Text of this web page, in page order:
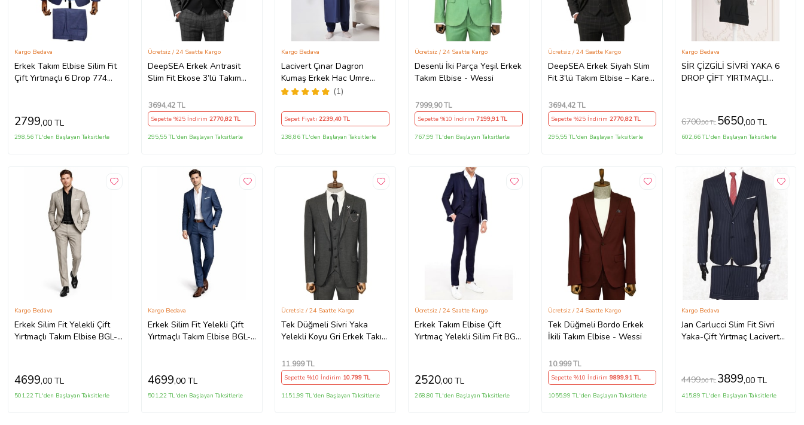
Erkek Takım Elbise Silim Fit
Çift Yırtmaçlı 6 Drop 774
Kargo Bedava
2799,00 TL
298,56 TL'den Başlayan Taksitlerle
DeepSEA Erkek Antrasit
Slim Fit Ekose 3’lü Takım
Desenli Takım 2601589
Ücretsiz / 24 Saatte Kargo
3694,42 TL
Sepette %25 İndirim 2770,82 TL
295,55 TL'den Başlayan Taksitlerle
Lacivert Çınar Dagron
Kumaş Erkek Hac Umre
Kıyafeti Fistan Takımı
(1)
Kargo Bedava
Sepet Fiyatı 2239,40 TL
238,86 TL'den Başlayan Taksitlerle
Desenli İki Parça Yeşil Erkek
Takım Elbise - Wessi
Ücretsiz / 24 Saatte Kargo
7999,90 TL
Sepette %10 İndirim 7199,91 TL
767,99 TL'den Başlayan Taksitlerle
DeepSEA Erkek Siyah Slim
Fit 3’lü Takım Elbise – Kareli
Takım 2600517
Ücretsiz / 24 Saatte Kargo
3694,42 TL
Sepette %25 İndirim2770,82 TL
295,55 TL'den Başlayan Taksitlerle
SİR ÇİZGİLİ SİVRİ YAKA 6
DROP ÇİFT YIRTMAÇLI
Kargo Bedava
6700,00 TL 5650,00 TL
602,66 TL'den Başlayan Taksitlerle
Erkek Silim Fit Yelekli Çift
Yırtmaçlı Takım Elbise BGL-
Kargo Bedava
4699,00 TL
501,22 TL'den Başlayan Taksitlerle
Erkek Silim Fit Yelekli Çift
Yırtmaçlı Takım Elbise BGL-
Kargo Bedava
4699,00 TL
501,22 TL'den Başlayan Taksitlerle
Tek Düğmeli Sivri Yaka
Yelekli Koyu Gri Erkek Takım
Ücretsiz / 24 Saatte Kargo
11.999TL
Sepette %10 İndirim 10.799TL
1151,99 TL'den Başlayan Taksitlerle
Erkek Takım Elbise Çift
Yırtmaç Yelekli Silim Fit BGL-
Ücretsiz / 24 Saatte Kargo
2520,00 TL
268,80 TL'den Başlayan Taksitlerle
Tek Düğmeli Bordo Erkek
İkili Takım Elbise - Wessi
Ücretsiz / 24 Saatte Kargo
10.999TL
Sepette %10 İndirim9899,91 TL
1055,99 TL'den Başlayan Taksitlerle
Jan Carlucci Slim Fit Sivri
Yaka-Çift Yırtmaç Lacivert
Kargo Bedava
4499,00 TL 3899,00 TL
415,89 TL'den Başlayan Taksitlerle